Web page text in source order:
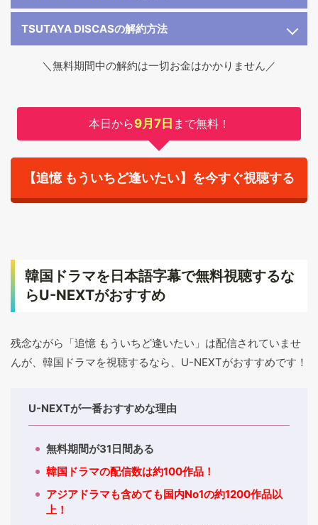
TSUTAYA DISCASの解約方法
＼無料期間中の解約は一切お金はかかりません／
本日から9月7日 まで無料！
【追憶 もういちど逢いたい】を今すぐ視聴する
韓国ドラマを日本語字幕で無料視聴するな
らU-NEXTがおすすめ
残念ながら「追憶 もういちど逢いたい」は配信されていませ
んが、韓国ドラマを視聴するなら、U-NEXTがおすすめです！
U-NEXTが一番おすすめな理由
無料期間が31日間ある
韓国ドラマの配信数は約100作品！
アジアドラマも含めても国内No1の約1200作品以
上！